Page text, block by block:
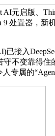
元启版、
处置器，
入
不变靠得
专属的